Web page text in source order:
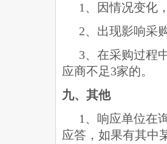
1、因情况变化
2、出现影响采
3、在采购过程
应商不足3家的。
九、其他
1、响应单位在
应答，如果有其中